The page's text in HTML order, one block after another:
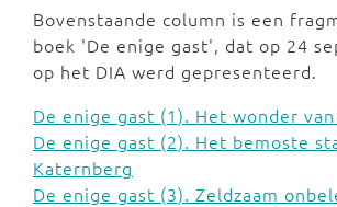
Bovenstaande column is een
boek 'De enige gast', dat op 24
op het DIA werd gepresenteerd.
De enige gast (1). Het wonder
De enige gast (2). Het bemoste
Katernberg
De enige gast (3). Zeldzaam